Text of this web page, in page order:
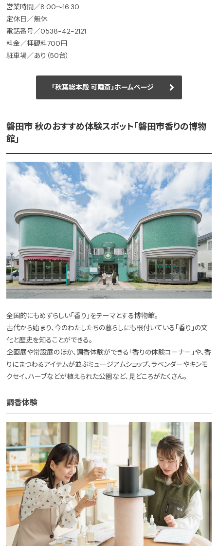
営業時間／8:00～16:30
定休日／無休
電話番号／0538-42-2121
料金／拝観料700円
駐車場／あり（50台）
「秋葉総本殿 可睡斎」ホームページ
磐田市 秋のおすすめ体験スポット「磐田市香りの博物
館」
全国的にもめずらしい「香り」をテーマとする博物館。
古代から始まり、今のわたしたちの暮らしにも根付いている「香り」の文
化と歴史を知ることができる。
企画展や常設展のほか、調香体験ができる「香りの体験コーナー」や、香
りにまつわるアイテムが並ぶミュージアムショップ、ラベンダーやキンモ
クセイ、ハーブなどが植えられた公園など、見どころがたくさん。
調香体験